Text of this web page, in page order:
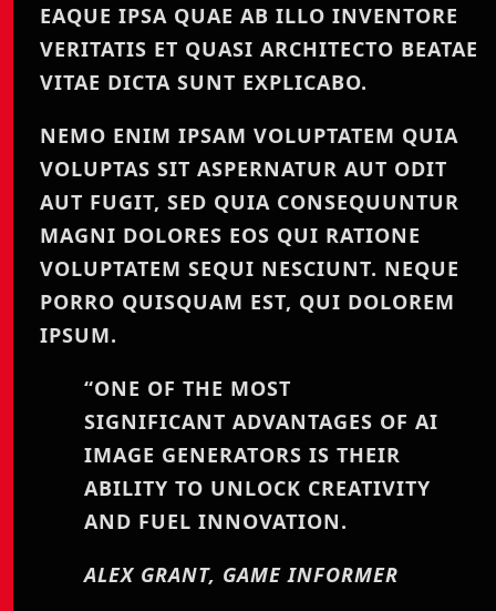
EAQUE IPSA QUAE AB ILLO INVENTORE
VERITATIS ET QUASI ARCHITECTO BEATAE
VITAE DICTA SUNT EXPLICABO.
NEMO ENIM IPSAM VOLUPTATEM QUIA
VOLUPTAS SIT ASPERNATUR AUT ODIT
AUT FUGIT, SED QUIA CONSEQUUNTUR
MAGNI DOLORES EOS QUI RATIONE
VOLUPTATEM SEQUI NESCIUNT. NEQUE
PORRO QUISQUAM EST, QUI DOLOREM
IPSUM.
“ONE OF THE MOST
SIGNIFICANT ADVANTAGES OF AI
IMAGE GENERATORS IS THEIR
ABILITY TO UNLOCK CREATIVITY
AND FUEL INNOVATION.
ALEX GRANT, GAME INFORMER